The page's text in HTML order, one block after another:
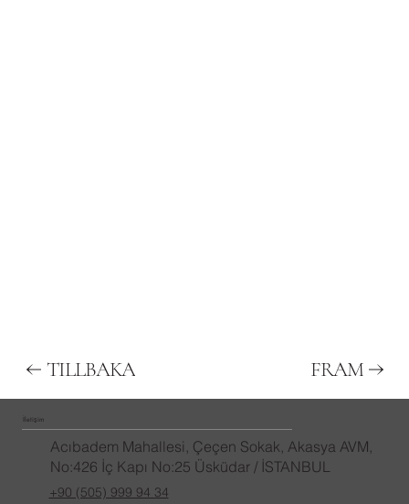
TILLBAKA FRAM
İletişim
Acıbadem Mahallesi, Çeçen Sokak, Akasya AVM,
No:426 İç Kapı No:25 Üsküdar / İSTANBUL
+90 (505) 999 94 34